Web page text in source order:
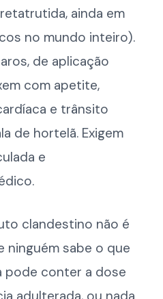
ainda em
no mundo inteiro).
de aplicação
com apetite,
e trânsito
de hortelã. Exigem
e
clandestino não é
ninguém sabe o que
pode conter a dose